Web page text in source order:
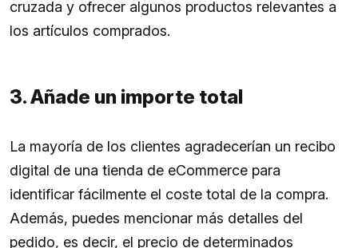
cruzada y ofrecer algunos productos relevantes a
los artículos comprados.
3. Añade un importe total
La mayoría de los clientes agradecerían un recibo
digital de una tienda de eCommerce para
identificar fácilmente el coste total de la compra.
Además, puedes mencionar más detalles del
pedido, es decir, el precio de determinados